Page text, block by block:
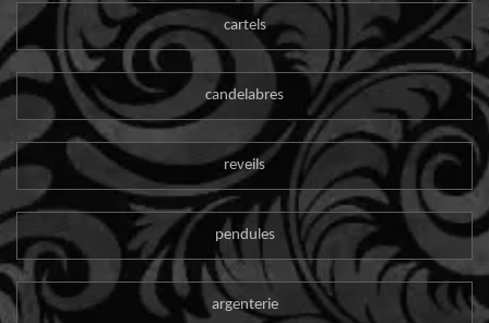
cartels
candelabres
reveils
pendules
argenterie